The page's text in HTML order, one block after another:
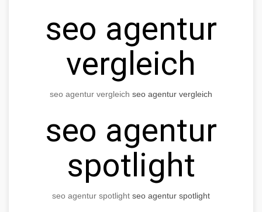
seo agentur
vergleich
seo agentur vergleich seo agentur vergleich
seo agentur
spotlight
seo agentur spotlight seo agentur spotlight